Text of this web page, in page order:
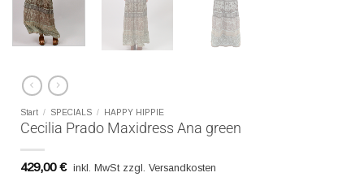
Start / SPECIALS / HAPPY HIPPIE
Cecilia Prado Maxidress Ana green
429,00€ inkl. MwSt zzgl. Versandkosten